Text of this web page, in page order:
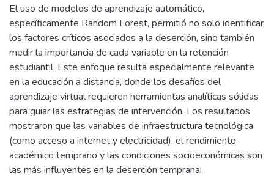
El uso de modelos de aprendizaje automático,
específicamente Random Forest, permitió no solo identificar
los factores críticos asociados a la deserción, sino también
medir la importancia de cada variable en la retención
estudiantil. Este enfoque resulta especialmente relevante
en la educación a distancia, donde los desafíos del
aprendizaje virtual requieren herramientas analíticas sólidas
para guiar las estrategias de intervención. Los resultados
mostraron que las variables de infraestructura tecnológica
(como acceso a internet y electricidad), el rendimiento
académico temprano y las condiciones socioeconómicas son
las más influyentes en la deserción temprana.